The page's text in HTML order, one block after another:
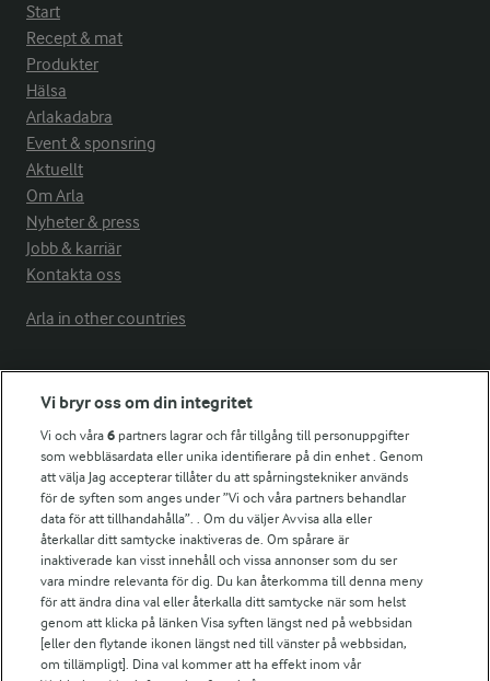
Start
Recept & mat
Produkter
Hälsa
Arlakadabra
Event & sponsring
Aktuellt
Om Arla
Nyheter & press
Jobb & karriär
Kontakta oss
Arla in other countries
Fler Arlasajter
För ägare
Arlas kundportal
Arla.com
Falbygdens Ost
Arla webbshop
Bildbank
Vi bryr oss om din integritet
Vi och våra6 partners lagrar och får tillgång till personuppgifter
som webbläsardata eller unika identifierare på din enhet . Genom
att välja Jag accepterar tillåter du att spårningstekniker används
för de syften som anges under ”Vi och våra partners behandlar
data för att tillhandahålla”. . Om du väljer Avvisa alla eller
återkallar ditt samtycke inaktiveras de. Om spårare är
inaktiverade kan visst innehåll och vissa annonser som du ser
vara mindre relevanta för dig. Du kan återkomma till denna meny
för att ändra dina val eller återkalla ditt samtycke när som helst
genom att klicka på länken Visa syften längst ned på webbsidan
[eller den flytande ikonen längst ned till vänster på webbsidan,
om tillämpligt]. Dina val kommer att ha effekt inom vår